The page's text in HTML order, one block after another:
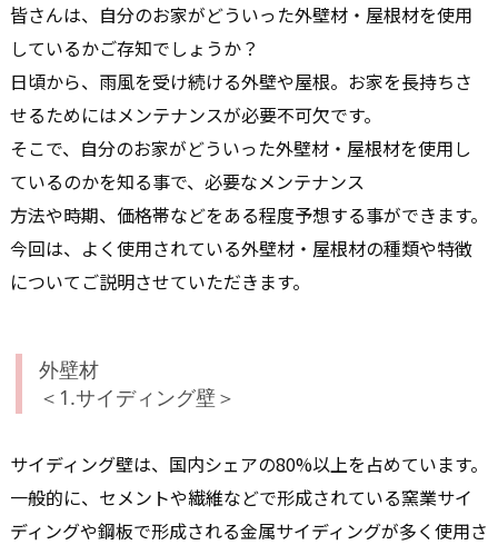
皆さんは、自分のお家がどういった外壁材・屋根材を使用
しているかご存知でしょうか？
日頃から、雨風を受け続ける外壁や屋根。お家を長持ちさ
せるためにはメンテナンスが必要不可欠です。
そこで、自分のお家がどういった外壁材・屋根材を使用し
ているのかを知る事で、必要なメンテナンス
方法や時期、価格帯などをある程度予想する事ができます。
今回は、よく使用されている外壁材・屋根材の種類や特徴
についてご説明させていただきます。
外壁材
＜1.サイディング壁＞
サイディング壁は、国内シェアの80%以上を占めています。
一般的に、セメントや繊維などで形成されている窯業サイ
ディングや鋼板で形成される金属サイディングが多く使用さ